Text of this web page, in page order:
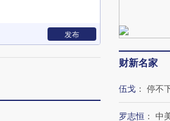
发布
财新名家
伍戈 ： 停不
罗志恒 ： 中